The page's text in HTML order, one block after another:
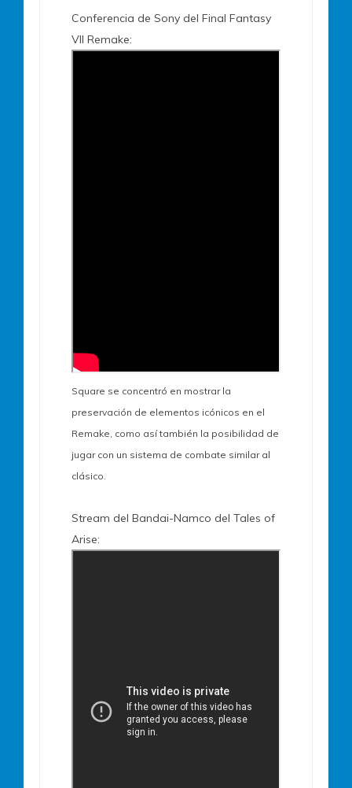
Conferencia de Sony del Final Fantasy
VII Remake:
Square se concentró en mostrar la
preservación de elementos icónicos en el
Remake, como así también la posibilidad de
jugar con un sistema de combate similar al
clásico.
Stream del Bandai-Namco del Tales of
Arise: